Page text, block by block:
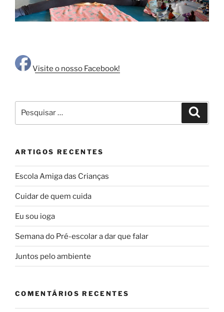
Visite o nosso Facebook!
por:
ARTIGOS RECENTES
Escola Amiga das Crianças
Cuidar de quem cuida
Eu sou ioga
Semana do Pré-escolar a dar que falar
Juntos pelo ambiente
COMENTÁRIOS RECENTES